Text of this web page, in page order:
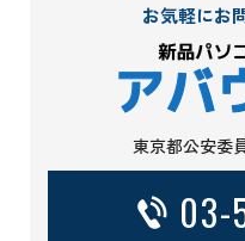
お気軽にお
東京都公安委
03-